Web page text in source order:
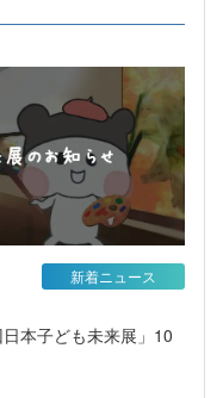
本子ども未来展」10
新着ニュース